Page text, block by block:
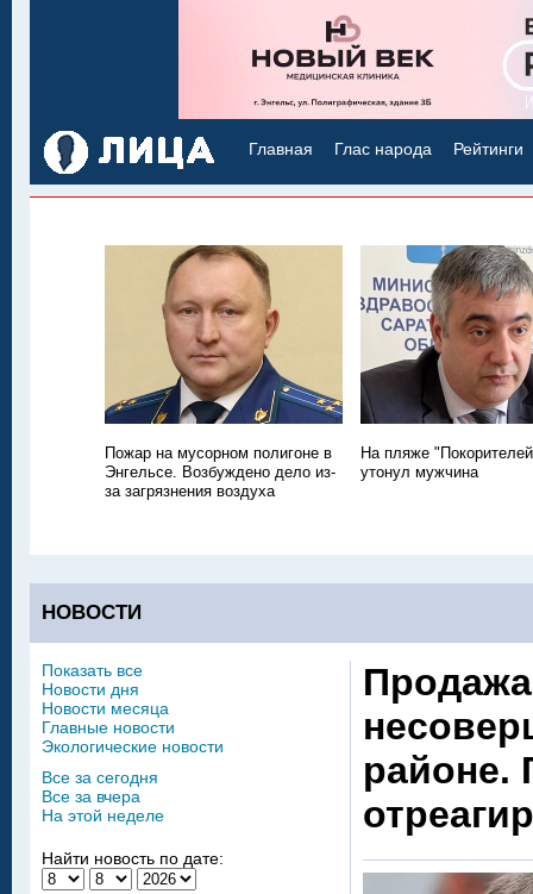
Главная Глас народа Рейтинги
Пожар на мусорном полигоне в
Энгельсе. Возбуждено дело из-
за загрязнения воздуха
На пляже
утонул мужчина
НОВОСТИ
Продажа
районе.
Показать все
Новости дня
Новости месяца
Главные новости
Экологические новости
Все за сегодня
Все за вчера
На этой неделе
Найти новость по дате: